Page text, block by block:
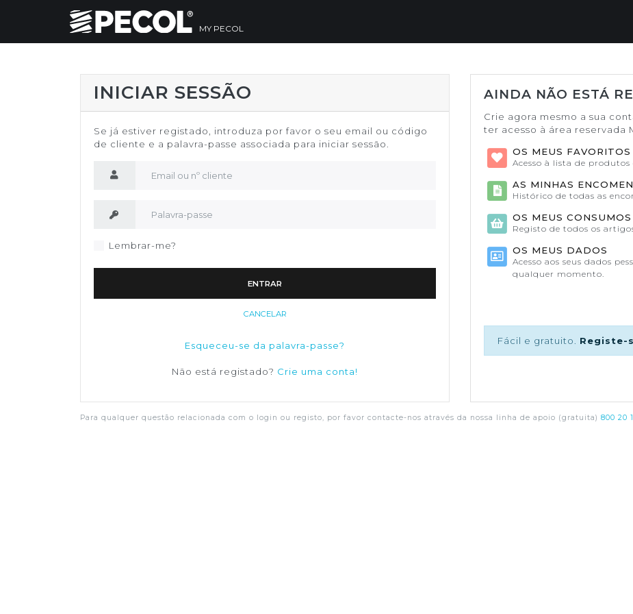
MY PECOL
INICIAR SESSÃO
Se já estiver registado, introduza por favor o seu email ou código
de cliente e a palavra-passe associada para iniciar sessão.
Lembrar-me?
ENTRAR
CANCELAR
Esqueceu-se da palavra-passe?
Não está registado? Crie uma conta!
AINDA NÃO ESTÁ
Crie agora mesmo a sua
ter acesso à área reservada
OS MEUS FAVORITOS
Acesso à lista de
AS MINHAS
Histórico de todas as
OS MEUS CONSUMOS
Registo de todos os
OS MEUS DADOS
Acesso aos seus dados
qualquer momento.
Fácil e gratuito. Registe-
Para qualquer questão relacionada com o login ou registo, por favor contacte-nos através da nossa linha de apoio (gratuita) 800 20